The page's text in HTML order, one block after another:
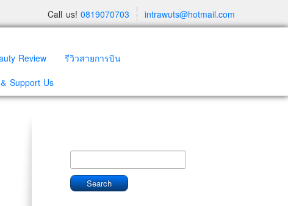
intrawuts@hotmail.com
Call us! 0819070703
Review
รีวิวสายการบิน
Support Us